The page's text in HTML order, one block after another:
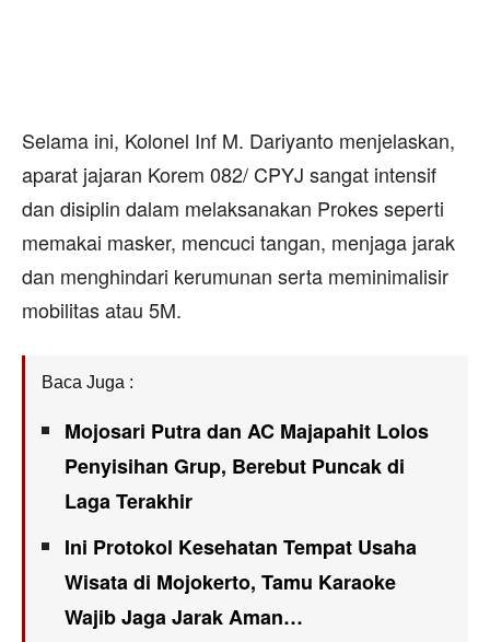
Selama ini, Kolonel Inf M. Dariyanto menjelaskan,
aparat jajaran Korem 082/ CPYJ sangat intensif
dan disiplin dalam melaksanakan Prokes seperti
memakai masker, mencuci tangan, menjaga jarak
dan menghindari kerumunan serta meminimalisir
mobilitas atau 5M.
Baca Juga :
Mojosari Putra dan AC Majapahit Lolos
Penyisihan Grup, Berebut Puncak di
Laga Terakhir
Ini Protokol Kesehatan Tempat Usaha
Wisata di Mojokerto, Tamu Karaoke
Wajib Jaga Jarak Aman…